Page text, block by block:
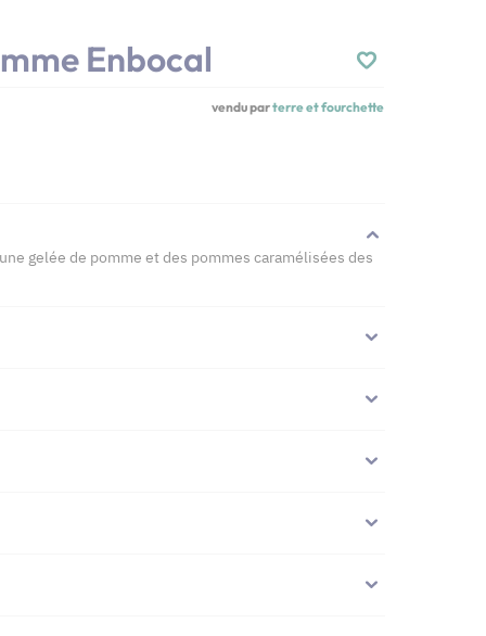
Enbocal
vendu parterre et fourchette
gelée de pomme et des pommes caramélisées des